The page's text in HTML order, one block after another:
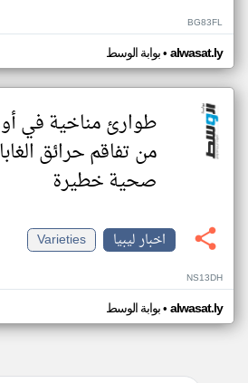
BG83FL
بوابة الوسط• alwasat.ly
طوارئ مناخية في
من تفاقم حرائق
صحية خطيرة
اخبار ليبيا
Varieties
NS13DH
بوابة الوسط• alwasat.ly